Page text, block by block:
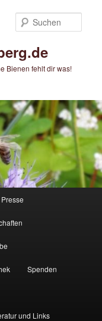
Bienen fehlt dir was!
Presse
Spenden
und Links